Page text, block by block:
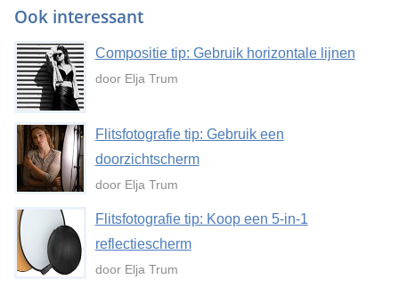
Ook interessant
Compositie tip: Gebruik horizontale lijnen
door Elja Trum
Flitsfotografie tip: Gebruik een
doorzichtscherm
door Elja Trum
Flitsfotografie tip: Koop een 5-in-1
reflectiescherm
door Elja Trum